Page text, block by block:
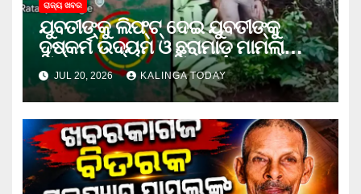
ରାଜ୍ୟ ଖବର
ଯୁବତୀଙ୍କୁ ଲିଫ୍‌ଟ୍‌ ଦେଇ ଯୁବତୀଙ୍କୁ
ଦୁଷ୍କର୍ମ ଉଦ୍ୟମ ଓ ଛୁରାମାଡ଼ ମାମଲାରେ
ଜେଲ ଗଲା ଅଭିଯୁକ୍ତ
JUL 20, 2026 KALINGA TODAY